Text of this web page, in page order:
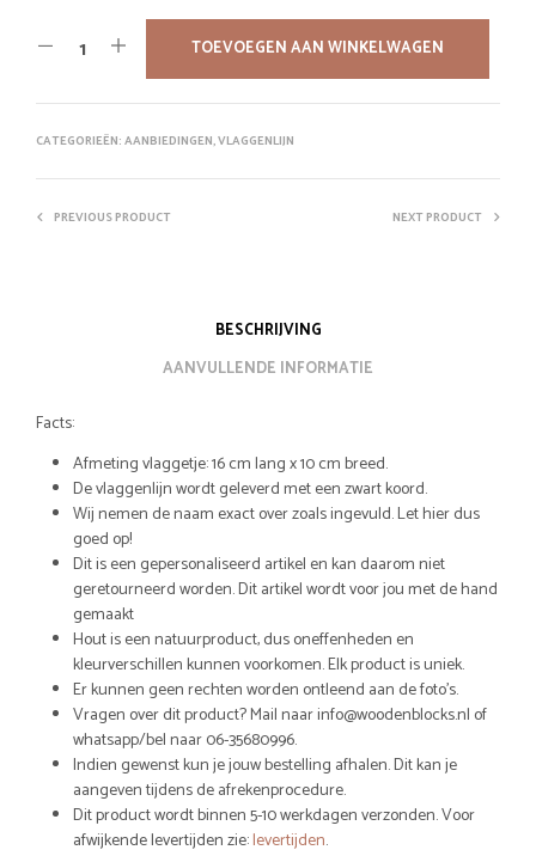
TOEVOEGEN AAN WINKELWAGEN
CATEGORIEËN:AANBIEDINGEN,VLAGGENLIJN
PREVIOUS PRODUCT NEXT PRODUCT
BESCHRIJVING
AANVULLENDE INFORMATIE
Facts:
Afmeting vlaggetje: 16 cm lang x 10 cm breed.
De vlaggenlijn wordt geleverd met een zwart koord.
Wij nemen de naam exact over zoals ingevuld. Let hier dus
goed op!
Dit is een gepersonaliseerd artikel en kan daarom niet
geretourneerd worden. Dit artikel wordt voor jou met de hand
gemaakt
Hout is een natuurproduct, dus oneffenheden en
kleurverschillen kunnen voorkomen. Elk product is uniek.
Er kunnen geen rechten worden ontleend aan de foto’s.
Vragen over dit product? Mail naar info@woodenblocks.nl of
whatsapp/bel naar 06-35680996.
Indien gewenst kun je jouw bestelling afhalen. Dit kan je
aangeven tijdens de afrekenprocedure.
Dit product wordt binnen 5-10 werkdagen verzonden. Voor
afwijkende levertijden zie:levertijden.